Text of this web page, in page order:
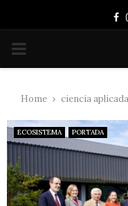
PRIMARY
Home ciencia aplicada
ECOSISTEMA PORTADA